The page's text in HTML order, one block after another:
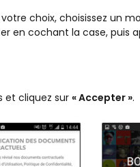
choix, choisissez un
en cochant la case, puis
et cliquez sur « Accepter ».